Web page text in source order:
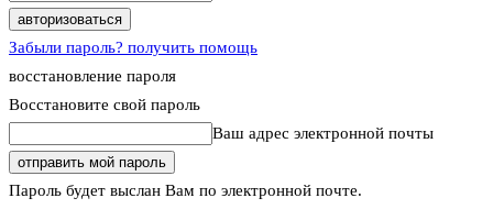
Забыли пароль? получить помощь
восстановление пароля
Восстановите свой пароль
Ваш адрес электронной почты
Пароль будет выслан Вам по электронной почте.